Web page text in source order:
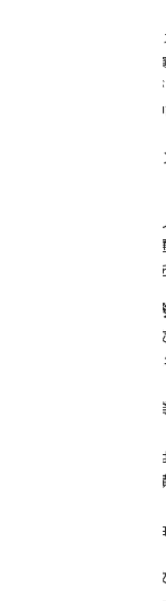
※原則、新進アーティ
※ 横浜市の入札参加資
随時行うことが
※入札参加資格審査申
(3) アーツコミッシ
上記の手続きが終
します。交付者は
送りください。それ
【助成支払後の義
支払完了後、助成金
① 移転した日から2
助成金を受けた場
的での物件使用、
② 交付を受けた方
経過した際に活動
③ アーツコミッシ
④ 移転後、横浜市